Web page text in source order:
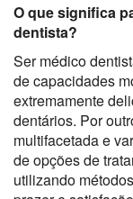
O que significa
dentista?
Ser médico
de capacidades
extremamente
dentários. Por
multifacetada e
de opções de
utilizando